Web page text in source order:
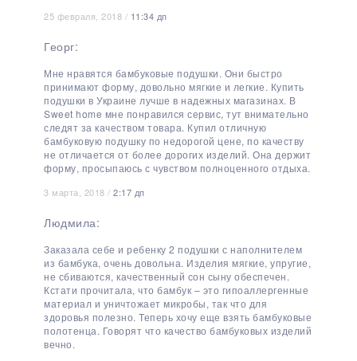
25 февраля, 2018 / 11:34 дп
Георг:
Мне нравятся бамбуковые подушки. Они быстро
принимают форму, довольно мягкие и легкие. Купить
подушки в Украине лучше в надежных магазинах. В
Sweet home мне понравился сервис, тут внимательно
следят за качеством товара. Купил отличную
бамбуковую подушку по недорогой цене, по качеству
не отличается от более дорогих изделий. Она держит
форму, просыпаюсь с чувством полноценного отдыха.
3 марта, 2018 / 2:17 дп
Людмила:
Заказала себе и ребенку 2 подушки с наполнителем
из бамбука, очень довольна. Изделия мягкие, упругие,
не сбиваются, качественный сон сыну обеспечен.
Кстати прочитала, что бамбук – это гипоаллергенные
материал и уничтожает микробы, так что для
здоровья полезно. Теперь хочу еще взять бамбуковые
полотенца. Говорят что качество бамбуковых изделий
вечно.